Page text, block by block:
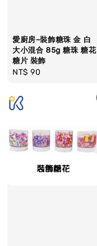
愛廚房~裝飾糖珠 金 白
大小混合 85g 糖珠 糖花
糖片 裝飾
Regular
NT$ 90